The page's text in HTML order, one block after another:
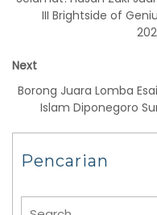
III Brightside of
Next
Borong Juara Lomba
Islam Diponegoro
Pencarian